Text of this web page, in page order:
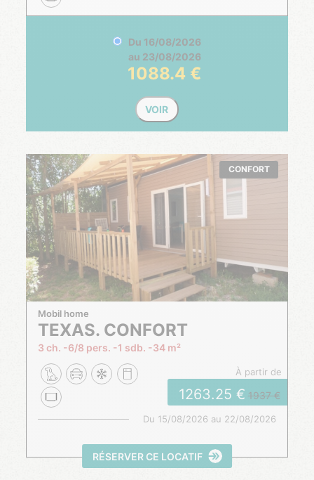
Du 16/08/2026
au 23/08/2026
1088.4
VOIR
RÉSERVER CE LOCATIF
CONFORT
Mobil home
TEXAS. CONFORT
3 ch. 6/8 pers. 1 sdb. 34 m²
à partir de
1263.25 1937
Du 15/08/2026 au 22/08/2026